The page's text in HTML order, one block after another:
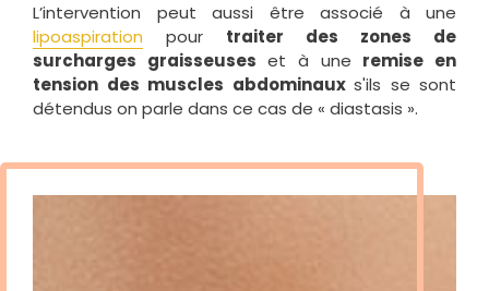
L’intervention peut aussi être associé à une
lipoaspiration pour traiter des zones de
surcharges graisseuses et à une remise en
tension des muscles abdominaux s'ils se sont
détendus on parle dans ce cas de « diastasis ».